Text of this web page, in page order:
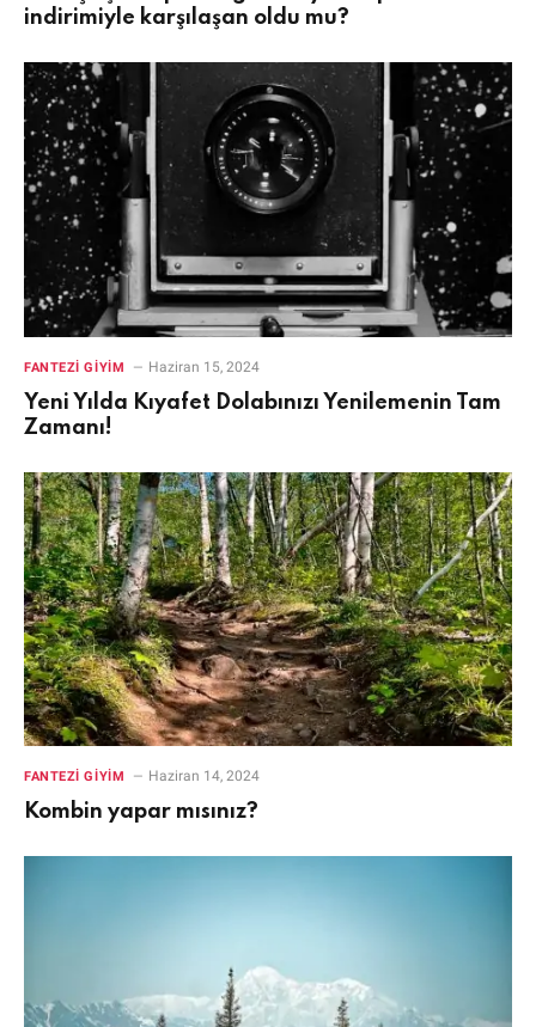
indirimiyle karşılaşan oldu mu?
FANTEZI GIYIM Haziran 15, 2024
Yeni Yılda Kıyafet Dolabınızı Yenilemenin Tam
Zamanı!
FANTEZI GIYIM Haziran 14, 2024
Kombin yapar mısınız?